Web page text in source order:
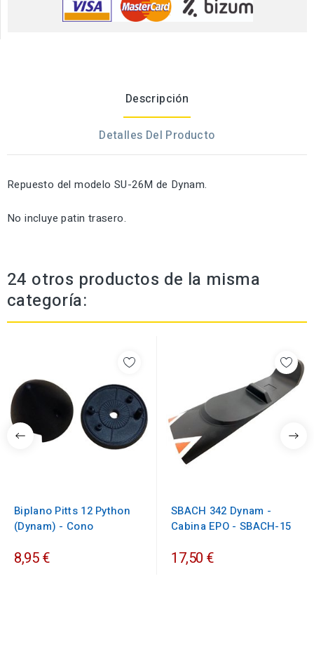
Descripción
Detalles Del Producto
Repuesto del modelo SU-26M de Dynam.
No incluye patin trasero.
24 otros productos de la misma
categoría:
Biplano Pitts 12 Python
(Dynam) - Cono
8,95 €
SBACH 342 Dynam -
Cabina EPO - SBACH-15
17,50 €